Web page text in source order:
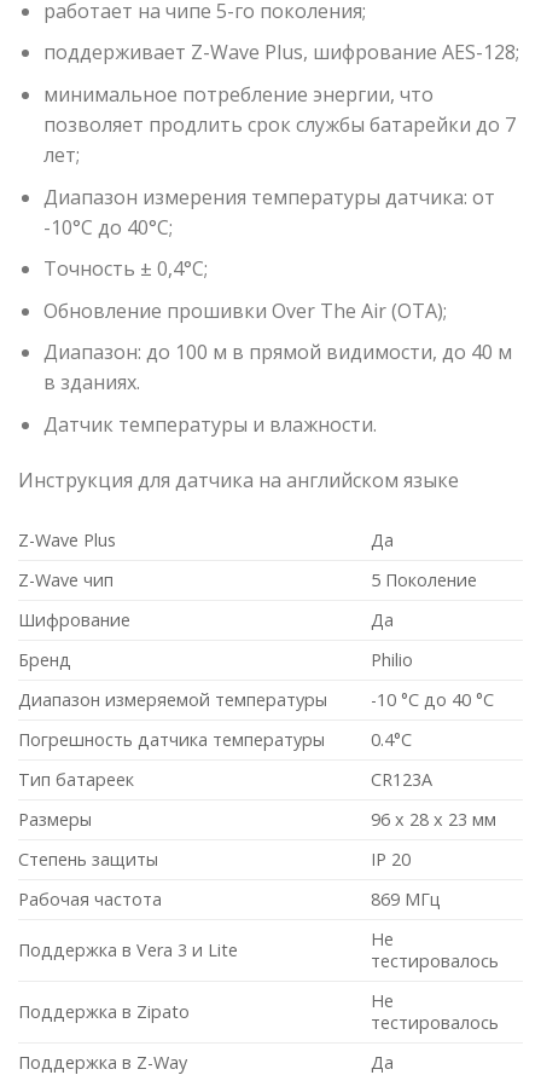
работает на чипе 5-го поколения;
поддерживает Z-Wave Plus, шифрование AES-128;
минимальное потребление энергии, что
позволяет продлить срок службы батарейки до 7
лет;
Диапазон измерения температуры датчика: от
-10°C до 40°C;
Точность ± 0,4°C;
Обновление прошивки Over The Air (OTA);
Диапазон: до 100 м в прямой видимости, до 40 м
в зданиях.
Датчик температуры и влажности.
Инструкция для датчика на английском языке
Z-Wave Plus
Да
Z-Wave чип
5 Поколение
Шифрование
Да
Бренд
Philio
Диапазон измеряемой температуры
-10 °C до 40 °C
Погрешность датчика температуры
0.4°C
Тип батареек
CR123A
Размеры
96 x 28 x 23 мм
Степень защиты
IP 20
Рабочая частота
869 МГц
Поддержка в Vera 3 и Lite
Не
тестировалось
Поддержка в Zipato
Не
тестировалось
Поддержка в Z-Way
Да